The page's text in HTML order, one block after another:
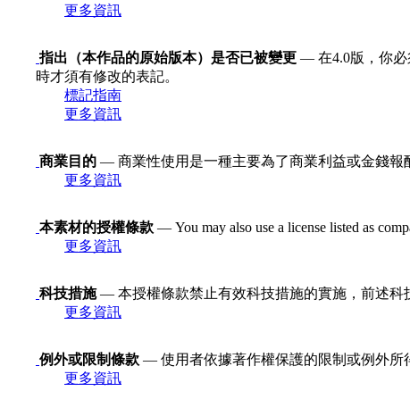
更多資訊
指出（本作品的原始版本）是否已被變更 — 在4.0版，你必
時才須有修改的表記。
標記指南
更多資訊
商業目的 — 商業性使用是一種主要為了商業利益或金錢報
更多資訊
本素材的授權條款 — You may also use a license listed as
更多資訊
科技措施— 本授權條款禁止有效科技措施的實施，前述科
更多資訊
例外或限制條款 — 使用者依據著作權保護的限制或例外所
更多資訊